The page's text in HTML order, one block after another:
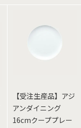
【受注生産品】アジ
アンダイニング
16cmクーププレー